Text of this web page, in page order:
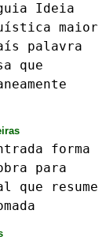
Ideia
maior
palavra
que
forma
para
que
resume